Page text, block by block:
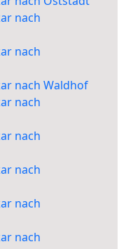
nach
nach
nach Waldhof
nach
nach
nach
nach
nach